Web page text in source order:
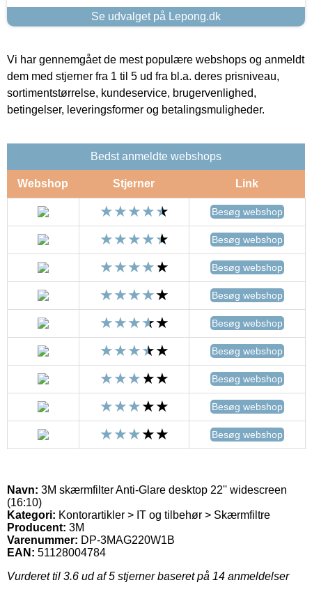
Se udvalget på Lepong.dk
Vi har gennemgået de mest populære webshops og anmeldt
dem med stjerner fra 1 til 5 ud fra bl.a. deres prisniveau,
sortimentstørrelse, kundeservice, brugervenlighed,
betingelser, leveringsformer og betalingsmuligheder.
Bedst anmeldte webshops
Webshop Stjerner Link
Besøg webshop
Besøg webshop
Besøg webshop
Besøg webshop
Besøg webshop
Besøg webshop
Besøg webshop
Besøg webshop
Besøg webshop
Navn: 3M skærmfilter Anti-Glare desktop 22'' widescreen
(16:10)
Kategori: Kontorartikler > IT og tilbehør > Skærmfiltre
Producent: 3M
Varenummer: DP-3MAG220W1B
EAN: 51128004784
Vurderet til 3.6 ud af 5 stjerner baseret på 14 anmeldelser